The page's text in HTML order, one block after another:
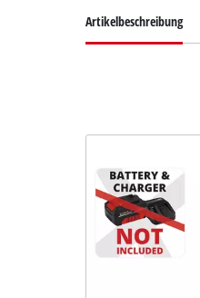
Artikelbeschreibung